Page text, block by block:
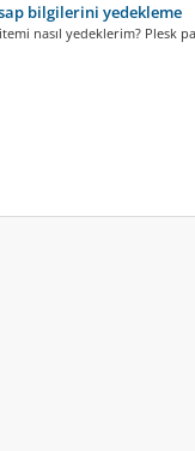
bilgilerini yedekleme
nasıl yedeklerim? Plesk